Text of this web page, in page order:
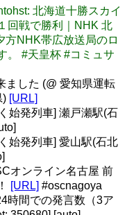
北海道十勝スカイ
回戦で勝利｜NHK 北
方NHK帯広放送局のロ
。 #天皇杯 #コミュサ
ました (@ 愛知県運転
) [URL]
始発列車] 瀬戸瀬駅(石
始発列車] 愛山駅(石北
オンライン名古屋 前
[URL] #oscnagoya
時間での発言数（3ア